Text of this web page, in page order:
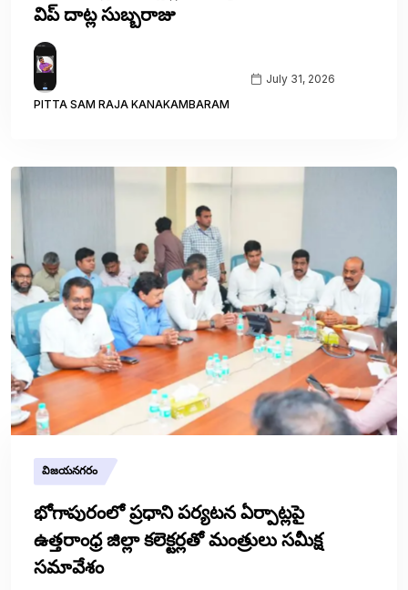
విప్ దాట్ల సుబ్బరాజు
PITTA SAM RAJA KANAKAMBARAM
July 31, 2026
విజయనగరం
భోగాపురంలో ప్రధాని పర్యటన ఏర్పాట్లపై
ఉత్తరాంధ్ర జిల్లా కలెక్టర్లతో మంత్రులు సమీక్ష
సమావేశం